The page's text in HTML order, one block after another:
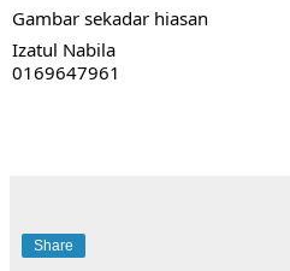
Gambar sekadar hiasan
Izatul Nabila
0169647961
Share